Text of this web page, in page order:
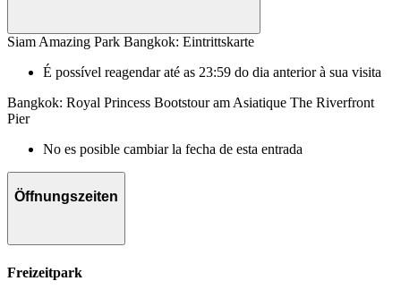
Siam Amazing Park Bangkok: Eintrittskarte
É possível reagendar até as 23:59 do dia anterior à sua visita
Bangkok: Royal Princess Bootstour am Asiatique The Riverfront
Pier
No es posible cambiar la fecha de esta entrada
Öffnungszeiten
Freizeitpark